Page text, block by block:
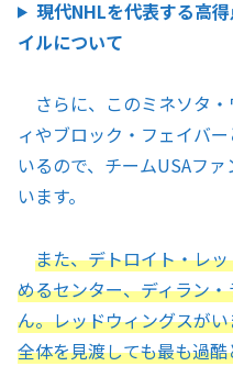
現代NHLを代表する高
イルについて
さらに、このミネソタ
ィやブロック・フェイバ
いるので、チームUSAフ
います。
また、デトロイト・レ
めるセンター、ディラン
ん。レッドウィングスが
全体を見渡しても最も過